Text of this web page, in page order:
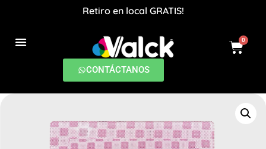
Retiro en local GRATIS!
CONTÁCTANOS
0